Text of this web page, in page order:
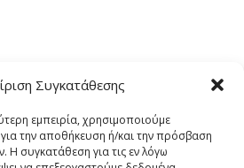
Συγκατάθεσης
εμπειρία, χρησιμοποιούμε
την αποθήκευση ή/και την πρόσβαση
συγκατάθεση για τις εν λόγω